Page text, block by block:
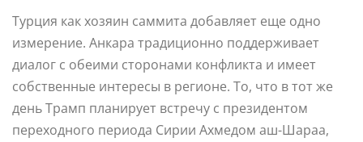
Турция как хозяин саммита добавляет еще одно
измерение. Анкара традиционно поддерживает
диалог с обеими сторонами конфликта и имеет
собственные интересы в регионе. То, что в тот же
день Трамп планирует встречу с президентом
переходного периода Сирии Ахмедом аш-Шараа,